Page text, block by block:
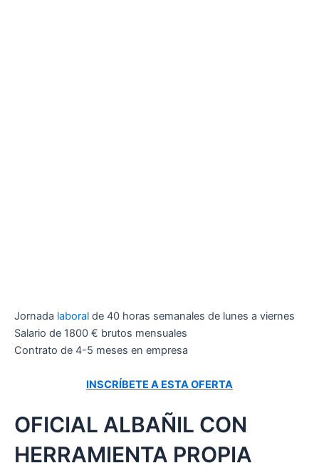
Jornada laboral de 40 horas semanales de lunes a viernes
Salario de 1800 € brutos mensuales
Contrato de 4-5 meses en empresa
INSCRÍBETE A ESTA OFERTA
OFICIAL ALBAÑIL CON
HERRAMIENTA PROPIA